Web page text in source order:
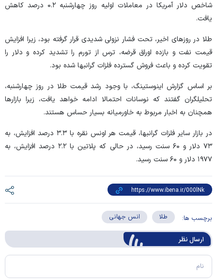
شاخص دلار آمریکا در معاملات اولیه روز چهارشنبه ۰.۲ درصد کاهش
یافت.
طلا در روز‌های اخیر، تحت فشار نزولی شدیدی قرار گرفته بود، زیرا افزایش
قیمت نفت و بازده اوراق قرضه، ترس از تورم را تشدید کرده و دلار را
تقویت کرده و باعث فروش گسترده فلزات گرانبها شده بود.
بر اساس گزارش اینوستینگ، با وجود رشد قیمت طلا در روز چهارشنبه،
تحلیلگران گفتند که نوسانات احتمالا ادامه خواهد یافت، زیرا بازار‌ها
همچنان به اخبار مربوط به خاورمیانه بسیار حساس هستند.
در بازار سایر فلزات گرانبها، قیمت هر اونس نقره با ۳.۳ درصد افزایش، به
۷۳ دلار و ۶۰ سنت رسید، در حالی که پلاتین با ۲.۲ درصد افزایش، به
۱۹۷۷ دلار و ۶۰ سنت رسید.
برچسب ها: طلا انس جهانی
ارسال‌ نظر